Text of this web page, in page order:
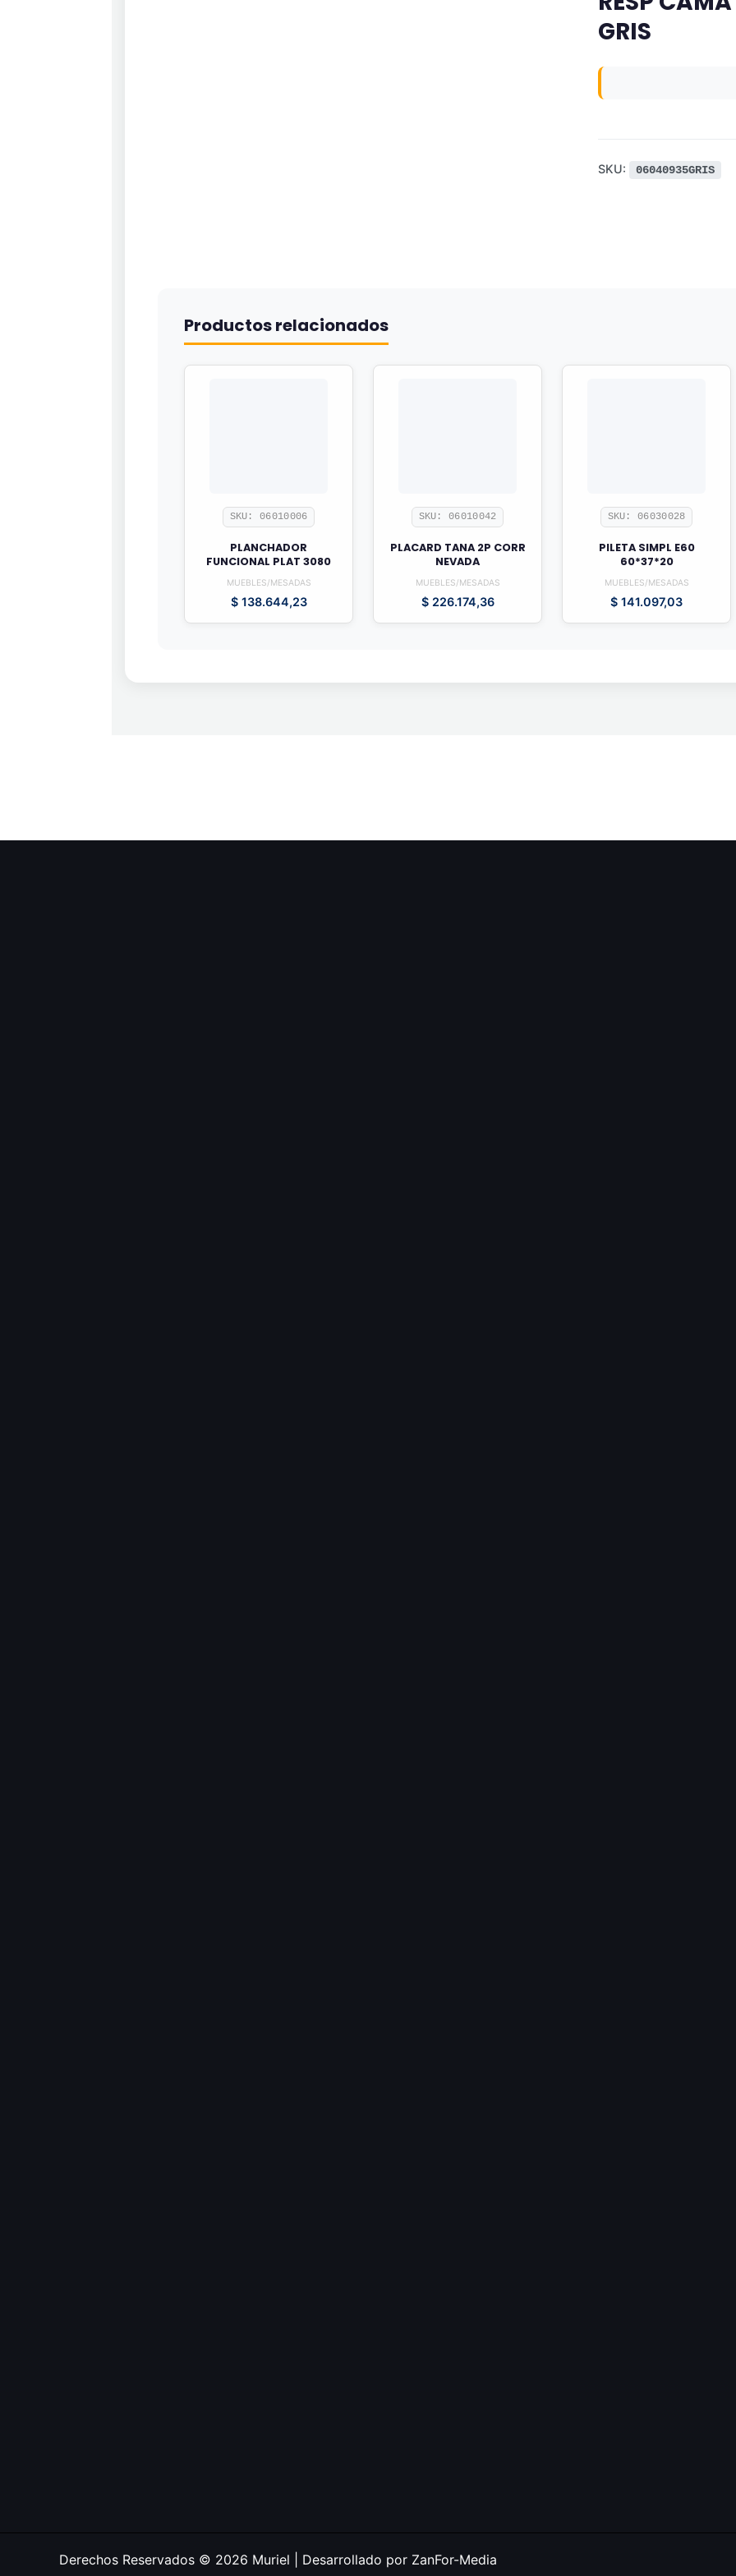
GRIS
SKU: 06040935GRIS
Productos relacionados
SKU: 06010006
PLANCHADOR
FUNCIONAL PLAT 3080
MUEBLES/MESADAS
$138.644,23
SKU: 06010042
PLACARD TANA 2P CORR
NEVADA
MUEBLES/MESADAS
$226.174,36
SKU: 06030028
PILETA SIMPL E60
60*37*20
MUEBLES/MESADAS
$ 141.097,03
Derechos Reservados © 2026 Muriel | Desarrollado por ZanFor-Media